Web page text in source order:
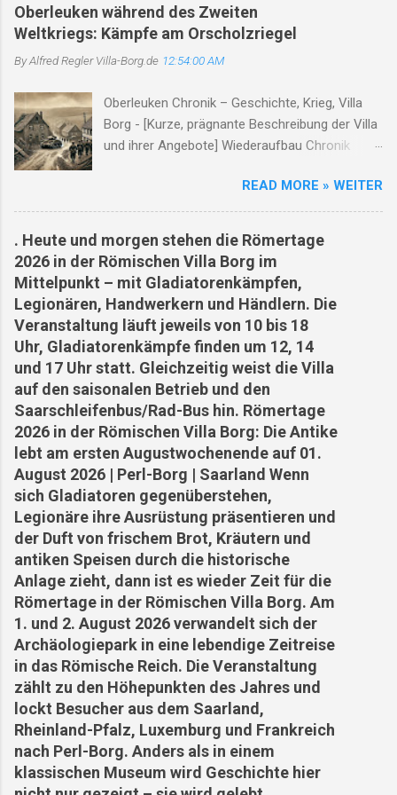
Kooperationen mit Universitäten wie
Saarbrücken, Köln, Trier, Marburg, Utrecht
Glasofenexperiment Experimentelle
Glasfertigung Private / projektbezogene
Website mit Fokus auf rekonstruktive
Glasforschung am Standort Villa Borg (...
zusammengebrochen sind. Die Hitze hat auch
zu Waldbränden und nahezu ausgetrockneten
Flüssen in der Region geführt. Die Klimakrise
besorgniserregend. Mehrere Menschen,
darunter ein Bäcker, ein Bauarbeiter, ein
Straßenmarkierer und ein
geworden. Die Bedingungen sind so extrem,
dass selbst Touristen unter der Hitze leiden.
Angesichts der Todesfälle und des Leids haben
einige Arbeiterorganisationen und
Gewerkschaften verbesserte
Arbeitsbedingungen gefordert und sogar mit
Streiks gedroht, u...
Oberleuken während des Zweiten
Weltkriegs: Kämpfe am Orscholzriegel
By Alfred ReglerVilla-Borg.de 12:54:00 AM
Oberleuken Chronik – Geschichte, Krieg, Villa
Borg - [Kurze, prägnante Beschreibung der Villa
und ihrer Angebote] Wiederaufbau Chronik
Persönlichkeiten Wiederaufbau Die Anfänge
von Oberleuken Die erste urkundliche
Erwähnung stammt aus dem Jahr 964.
Oberleuken entwickelte sich aus einem
fränkischen Gutshof entlang des Leukbaches...
Der Zweite Weltkrieg und der Orscholzriegel Als
Teil des Westwalls wurde Oberleuken
strategisch in das Verteidigungssystem des
Orscholzriegel integriert. 1944/45 wurde das
Dorf fast vollständig zerstört... Ortsgeschichte
in Gesichtern Holzen Franz: Gastwirt und
Original, der sich weigerte, das Dorf zu
verlassen. Schmetten Karl: Schmiedemeister in
vierter Generation – seine Werkstatt war Herz
und Ohr des Dorfes. Wiederaufbau und Zukunft
Nach Kriegsende began...
READ MORE » WEITER
. Heute und morgen stehen die Römertage
2026 in der Römischen Villa Borg im
Mittelpunkt – mit Gladiatorenkämpfen,
Legionären, Handwerkern und Händlern. Die
Veranstaltung läuft jeweils von 10 bis 18
Uhr, Gladiatorenkämpfe finden um 12, 14
und 17 Uhr statt. Gleichzeitig weist die Villa
auf den saisonalen Betrieb und den
Saarschleifenbus/Rad-Bus hin. Römertage
2026 in der Römischen Villa Borg: Die Antike
lebt am ersten Augustwochenende auf 01.
August 2026 | Perl-Borg | Saarland Wenn
sich Gladiatoren gegenüberstehen,
Legionäre ihre Ausrüstung präsentieren und
der Duft von frischem Brot, Kräutern und
antiken Speisen durch die historische
Anlage zieht, dann ist es wieder Zeit für die
Römertage in der Römischen Villa Borg. Am
1. und 2. August 2026 verwandelt sich der
Archäologiepark in eine lebendige Zeitreise
in das Römische Reich. Die Veranstaltung
zählt zu den Höhepunkten des Jahres und
lockt Besucher aus dem Saarland,
Rheinland-Pfalz, Luxemburg und Frankreich
nach Perl-Borg. Anders als in einem
klassischen Museum wird Geschichte hier